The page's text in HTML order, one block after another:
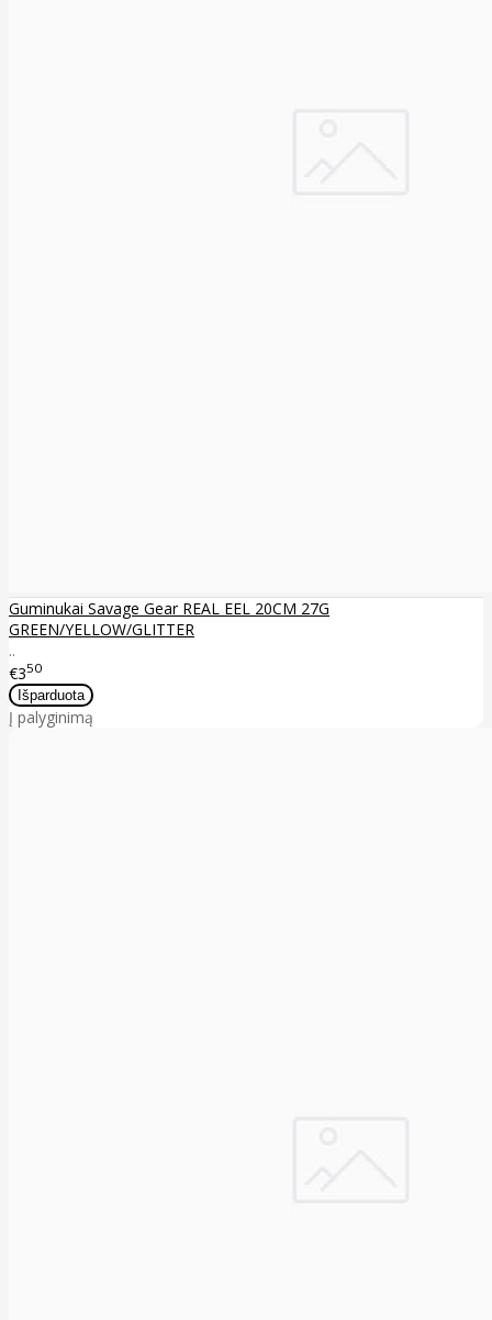
Guminukai Savage Gear REAL EEL 20CM 27G
GREEN/YELLOW/GLITTER
..
€350
Į palyginimą